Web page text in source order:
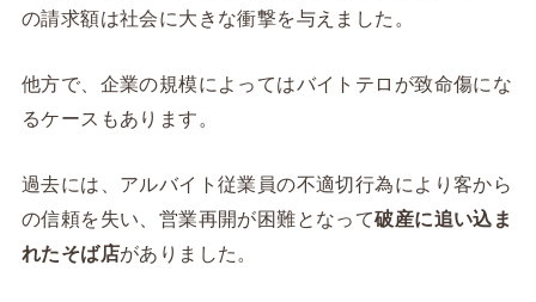
の請求額は社会に大きな衝撃を与えました。
他方で、企業の規模によってはバイトテロが致命傷にな
るケースもあります。
過去には、アルバイト従業員の不適切行為により客から
の信頼を失い、営業再開が困難となって破産に追い込ま
れたそば店がありました。